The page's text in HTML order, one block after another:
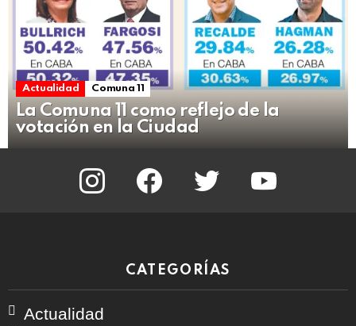
Actualidad Comuna 11
La Comuna 11 como reflejo de la
votación en la Ciudad
instagram facebook twitter
CATEGORÍAS
Actualidad